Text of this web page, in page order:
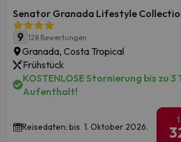
Senator Granada Lifestyle
9 128 Bewertungen
Granada, Costa Tropical
Frühstück
KOSTENLOSE Stornierung bis zu 3
Aufenthalt!
Reisedaten: bis 1. Oktober 2026.